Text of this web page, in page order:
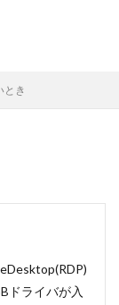
とき
ドライバが入